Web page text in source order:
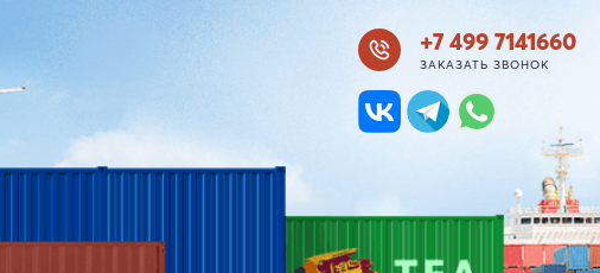
+7 499 7141660
ЗАКАЗАТЬ ЗВОНОК